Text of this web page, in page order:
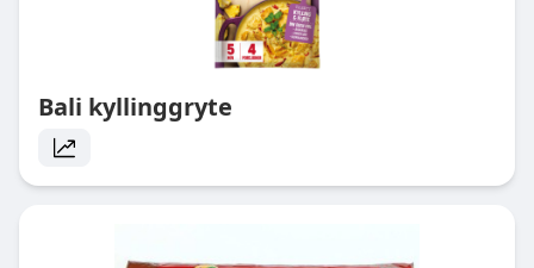
Bali kyllinggryte